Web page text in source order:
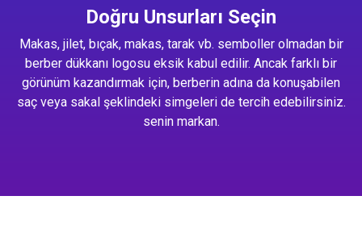
Doğru Unsurları Seçin
Makas, jilet, bıçak, makas, tarak vb. semboller olmadan bir
berber dükkanı logosu eksik kabul edilir. Ancak farklı bir
görünüm kazandırmak için, berberin adına da konuşabilen
saç veya sakal şeklindeki simgeleri de tercih edebilirsiniz.
senin markan.